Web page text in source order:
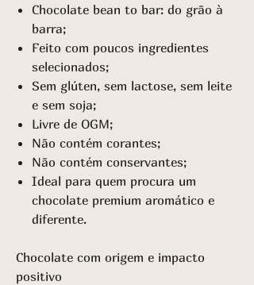
Chocolate bean to bar: do grão à
barra;
Feito com poucos ingredientes
selecionados;
Sem glúten, sem lactose, sem leite
e sem soja;
Livre de OGM;
Não contém corantes;
Não contém conservantes;
Ideal para quem procura um
chocolate premium aromático e
diferente.
Chocolate com origem e impacto
positivo